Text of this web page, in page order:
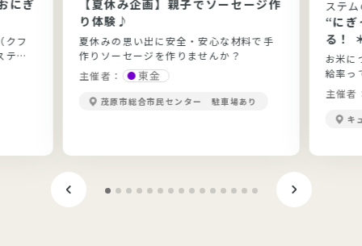
にぎ
クフ
テム
【夏休み企画】親子でソーセージ作
り体験♪
夏休みの思い出に安全・安心な材料で手
作りソーセージを作りませんか？
主催者：
東金
茂原市総合市民センター 駐車場あり
ステ
“にぎ
る！
お米に
給率っ
当？
きます
主催者
キ